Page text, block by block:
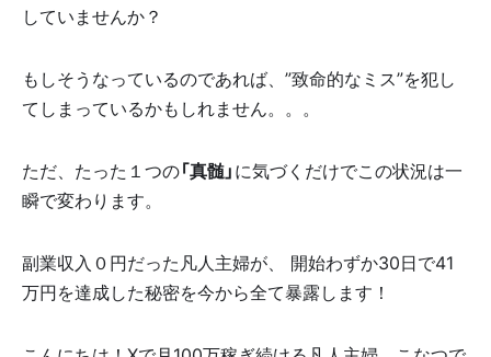
していませんか？
もしそうなっているのであれば、”致命的なミス”を犯し
てしまっているかもしれません。。。
ただ、たった１つの「真髄」 に気づくだけでこの状況は一
瞬で変わります。
副業収入０円だった凡人主婦が、 開始わずか30日で41
万円を達成した秘密を今から全て暴露します！